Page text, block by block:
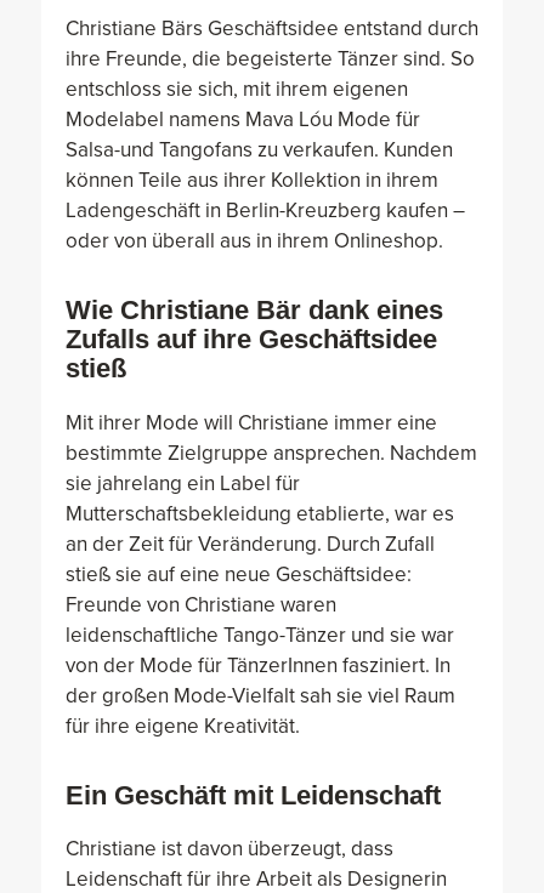
Christiane Bärs Geschäftsidee entstand durch
ihre Freunde, die begeisterte Tänzer sind. So
entschloss sie sich, mit ihrem eigenen
Modelabel namens Mava Lóu Mode für
Salsa-und Tangofans zu verkaufen. Kunden
können Teile aus ihrer Kollektion in ihrem
Ladengeschäft in Berlin-Kreuzberg kaufen –
oder von überall aus in ihrem Onlineshop.
Wie Christiane Bär dank eines
Zufalls auf ihre Geschäftsidee
stieß
Mit ihrer Mode will Christiane immer eine
bestimmte Zielgruppe ansprechen. Nachdem
sie jahrelang ein Label für
Mutterschaftsbekleidung etablierte, war es
an der Zeit für Veränderung. Durch Zufall
stieß sie auf eine neue Geschäftsidee:
Freunde von Christiane waren
leidenschaftliche Tango-Tänzer und sie war
von der Mode für TänzerInnen fasziniert. In
der großen Mode-Vielfalt sah sie viel Raum
für ihre eigene Kreativität.
Ein Geschäft mit Leidenschaft
Christiane ist davon überzeugt, dass
Leidenschaft für ihre Arbeit als Designerin